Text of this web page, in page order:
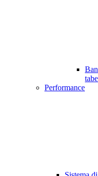
Performance